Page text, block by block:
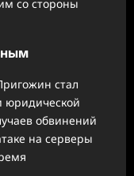
со стороны
стал
юридической
обвинений
на серверы